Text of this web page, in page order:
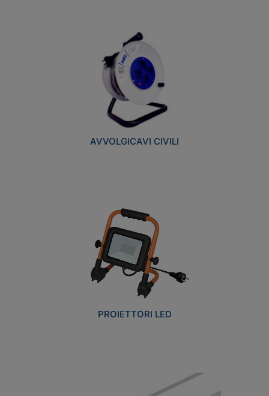
AVVOLGICAVI CIVILI
PROIETTORI LED